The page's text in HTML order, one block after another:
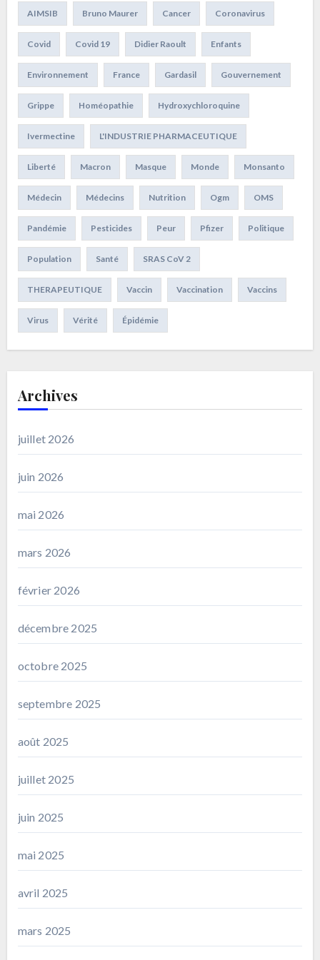
AIMSIB Bruno Maurer Cancer Coronavirus
Covid Covid 19 Didier Raoult Enfants
Environnement France Gardasil Gouvernement
Grippe Homéopathie Hydroxychloroquine
Ivermectine L'INDUSTRIE PHARMACEUTIQUE
Liberté Macron Masque Monde Monsanto
Médecin Médecins Nutrition Ogm OMS
Pandémie Pesticides Peur Pfizer Politique
Population Santé SRAS CoV 2
THERAPEUTIQUE Vaccin Vaccination Vaccins
Virus Vérité Épidémie
Archives
juillet 2026
juin 2026
mai 2026
mars 2026
février 2026
décembre 2025
octobre 2025
septembre 2025
août 2025
juillet 2025
juin 2025
mai 2025
avril 2025
mars 2025